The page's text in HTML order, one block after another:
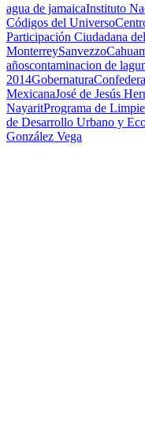
agua de jamaicaInstituto
Códigos del Universo
Participación Ciudadana
MonterreySanvezzo
añoscontaminacion de
2014Gobernatura
MexicanaJosé de Jesús
NayaritPrograma de
de Desarrollo Urbano y
González Vega